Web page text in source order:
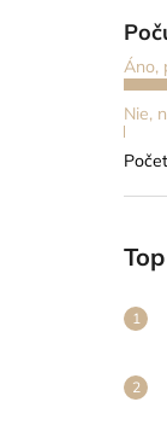
Áno,
Nie,